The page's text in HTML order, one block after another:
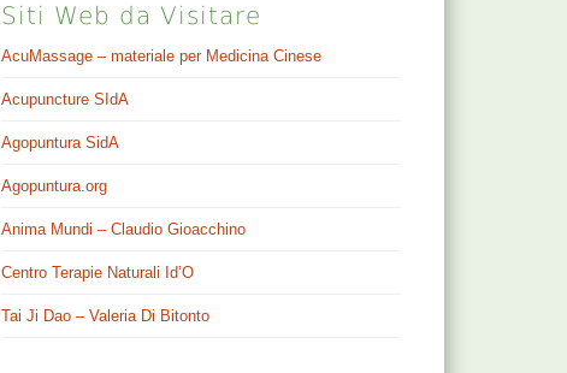
Siti Web da Visitare
AcuMassage – materiale per Medicina Cinese
Acupuncture SIdA
Agopuntura SidA
Agopuntura.org
Anima Mundi – Claudio Gioacchino
Centro Terapie Naturali Id’O
Tai Ji Dao – Valeria Di Bitonto